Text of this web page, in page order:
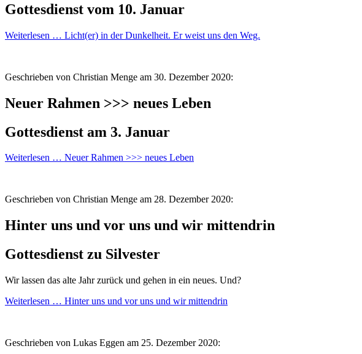
Gottesdienst vom 10. Januar
Weiterlesen … Licht(er) in der Dunkelheit. Er weist uns den Weg.
Geschrieben von Christian Menge am 30. Dezember 2020:
Neuer Rahmen >>> neues Leben
Gottesdienst am 3. Januar
Weiterlesen … Neuer Rahmen >>> neues Leben
Geschrieben von Christian Menge am 28. Dezember 2020:
Hinter uns und vor uns und wir mittendrin
Gottesdienst zu Silvester
Wir lassen das alte Jahr zurück und gehen in ein neues. Und?
Weiterlesen … Hinter uns und vor uns und wir mittendrin
Geschrieben von Lukas Eggen am 25. Dezember 2020: